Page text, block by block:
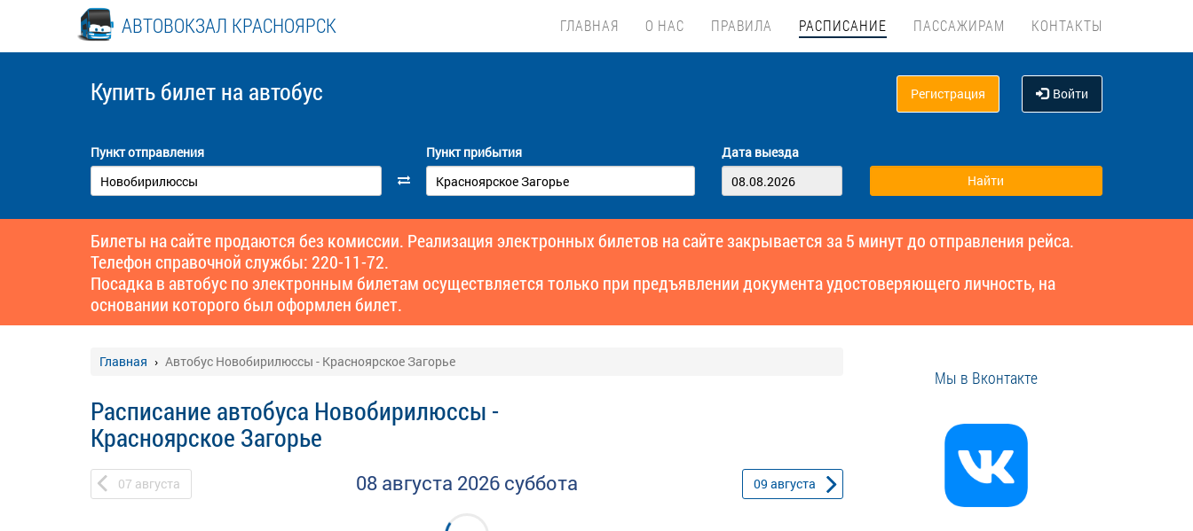
АВТОВОКЗАЛ КРАСНОЯРСК ГЛАВНАЯ О НАС ПРАВИЛА РАСПИСАНИЕ ПАССАЖИРАМ КОНТАКТЫ
Купить билет на автобус Регистрация Войти
Пункт отправления Пункт прибытия Дата выезда
Билеты на сайте продаются без комиссии. Реализация электронных билетов на сайте закрывается за 5 минут до отправления рейса.
Телефон справочной службы: 220-11-72.
Посадка в автобус по электронным билетам осуществляется только при предъявлении документа удостоверяющего личность, на
основании которого был оформлен билет.
Главная Автобус Новобирилюссы - Красноярское Загорье
Расписание автобуса Новобирилюссы -
Красноярское Загорье
07 августа 08 августа 2026 суббота 09 августа
Мы в Вконтакте